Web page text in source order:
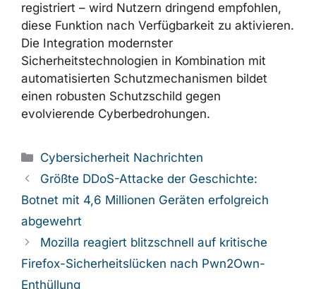
registriert – wird Nutzern dringend empfohlen,
diese Funktion nach Verfügbarkeit zu aktivieren.
Die Integration modernster
Sicherheitstechnologien in Kombination mit
automatisierten Schutzmechanismen bildet
einen robusten Schutzschild gegen
evolvierende Cyberbedrohungen.
Kategorien
Cybersicherheit Nachrichten
Größte DDoS-Attacke der Geschichte:
Botnet mit 4,6 Millionen Geräten erfolgreich
abgewehrt
Mozilla reagiert blitzschnell auf kritische
Firefox-Sicherheitslücken nach Pwn2Own-
Enthüllung